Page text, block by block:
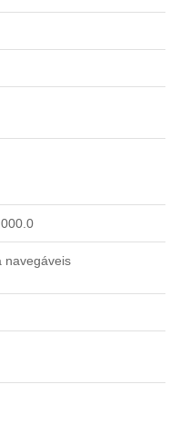
navegáveis